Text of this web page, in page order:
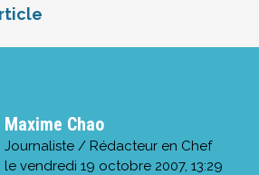
Maxime Chao
Journaliste / Rédacteur en Chef
le vendredi 19 octobre 2007, 13:29